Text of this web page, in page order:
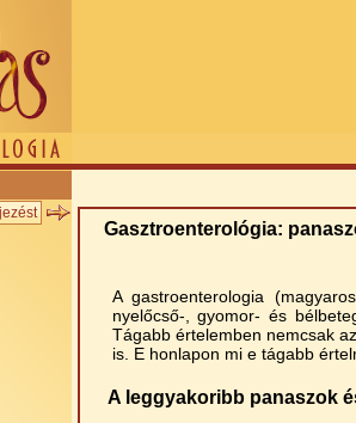
Gasztroenterológia:
A gastroenterologia
nyelőcső-, gyomor- és
Tágabb értelemben nemcsak
is. E honlapon mi e tágabb
A leggyakoribb panaszok